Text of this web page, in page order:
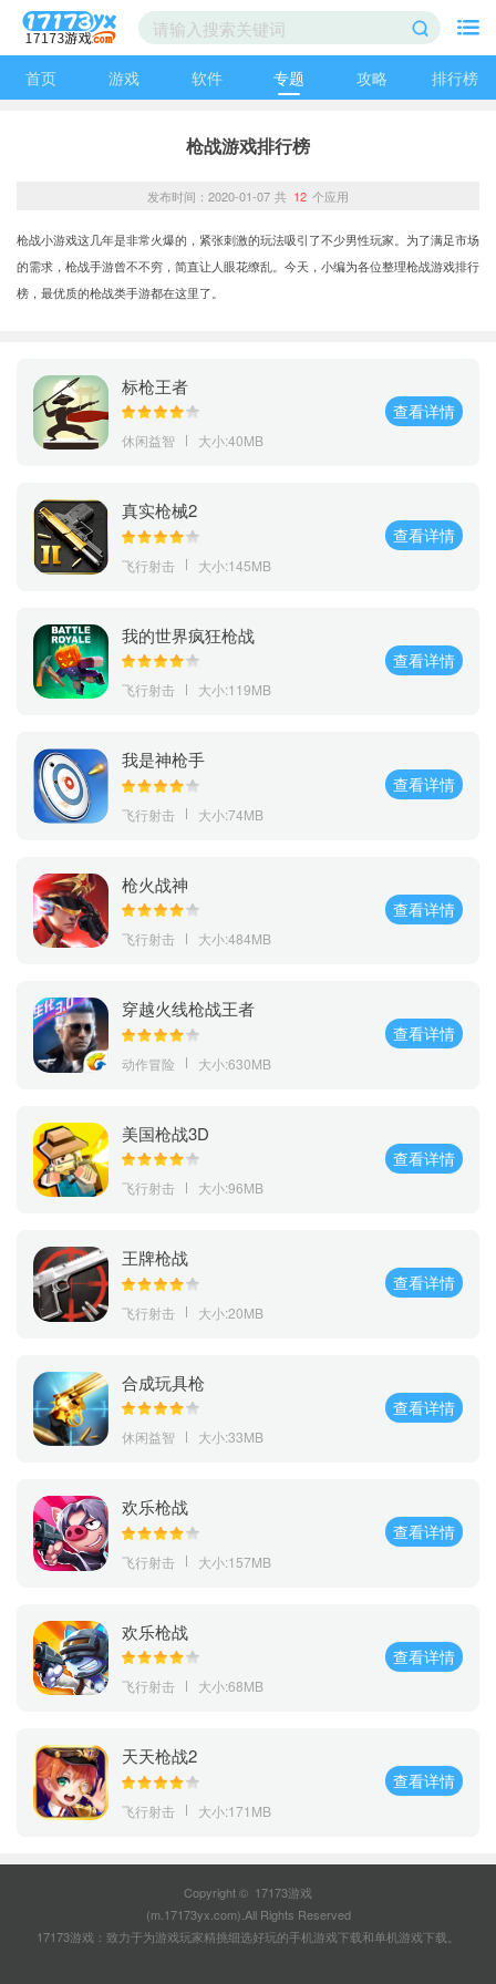
首页 游戏 软件 专题 攻略 排行榜
枪战游戏排行榜
发布时间：2020-01-07 共 12 个应用
枪战小游戏这几年是非常火爆的，紧张刺激的玩法吸引了不少男性玩家。为了满足市场
的需求，枪战手游曾不不穷，简直让人眼花缭乱。今天，小编为各位整理枪战游戏排行
榜，最优质的枪战类手游都在这里了。
标枪王者
休闲益智 大小:40MB
查看详情
真实枪械2
飞行射击 大小:145MB
查看详情
我的世界疯狂枪战
飞行射击 大小:119MB
查看详情
我是神枪手
飞行射击 大小:74MB
查看详情
枪火战神
飞行射击 大小:484MB
查看详情
穿越火线枪战王者
动作冒险 大小:630MB
查看详情
美国枪战3D
飞行射击 大小:96MB
查看详情
王牌枪战
飞行射击 大小:20MB
查看详情
合成玩具枪
休闲益智 大小:33MB
查看详情
欢乐枪战
飞行射击 大小:157MB
查看详情
欢乐枪战
飞行射击 大小:68MB
查看详情
天天枪战2
飞行射击 大小:171MB
查看详情
Copyright © 17173游戏
(m.17173yx.com).All Rights Reserved
17173游戏：致力于为游戏玩家精挑细选好玩的手机游戏下载和单机游戏下载